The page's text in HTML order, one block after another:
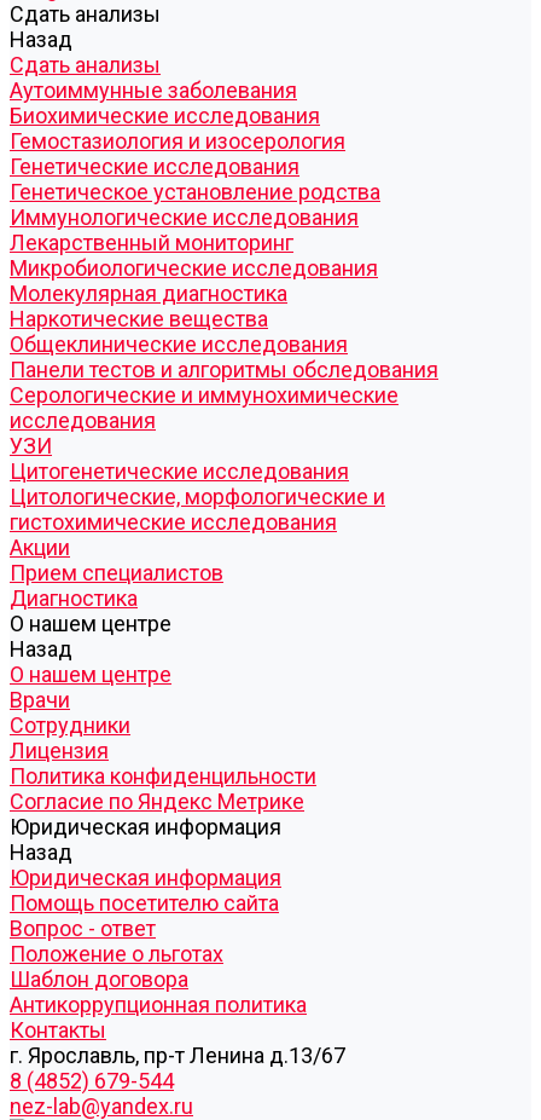
Cдать анализы
Назад
Cдать анализы
Аутоиммунные заболевания
Биохимические исследования
Гемостазиология и изосерология
Генетические исследования
Генетическое установление родства
Иммунологические исследования
Лекарственный мониторинг
Микробиологические исследования
Молекулярная диагностика
Наркотические вещества
Общеклинические исследования
Панели тестов и алгоритмы обследования
Серологические и иммунохимические
исследования
УЗИ
Цитогенетические исследования
Цитологические, морфологические и
гистохимические исследования
Акции
Прием специалистов
Диагностика
О нашем центре
Назад
О нашем центре
Врачи
Сотрудники
Лицензия
Политика конфиденцильности
Согласие по Яндекс Метрике
Юридическая информация
Назад
Юридическая информация
Помощь посетителю сайта
Вопрос - ответ
Положение о льготах
Шаблон договора
Антикоррупционная политика
Контакты
г. Ярославль, пр-т Ленина д.13/67
8 (4852) 679-544
nez-lab@yandex.ru